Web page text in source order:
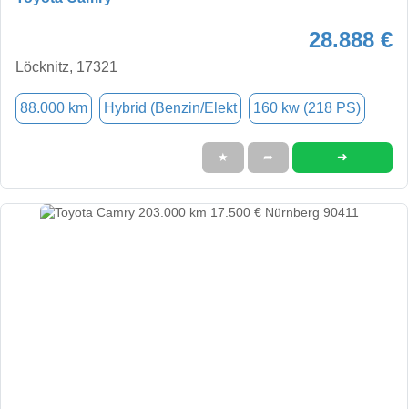
28.888 €
Löcknitz, 17321
88.000 km Hybrid (Benzin/Elekt 160 kw (218 PS)
★ ➦ ➜